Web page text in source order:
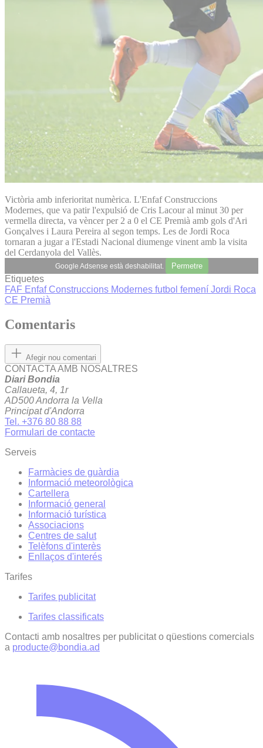
Victòria amb inferioritat numèrica. L'Enfaf Construccions
Modernes, que va patir l'expulsió de Cris Lacour al minut 30 per
vermella directa, va vèncer per 2 a 0 el CE Premià amb gols d'Ari
Gonçalves i Laura Pereira al segon temps. Les de Jordi Roca
tornaran a jugar a l'Estadi Nacional diumenge vinent amb la visita
del Cerdanyola del Vallès.
Google Adsense està deshabilitat. Permetre
Etiquetes
FAF Enfaf Construccions Modernes futbol femení Jordi Roca
CE Premià
Comentaris
Afegir nou comentari
CONTACTA AMB NOSALTRES
Diari Bondia
Callaueta, 4, 1r
AD500 Andorra la Vella
Principat d'Andorra
Tel. +376 80 88 88
Formulari de contacte
Serveis
Farmàcies de guàrdia
Informació meteorològica
Cartellera
Informació general
Informació turística
Associacions
Centres de salut
Telèfons d'interès
Enllaços d'interés
Tarifes
Tarifes publicitat
Tarifes classificats
Contacti amb nosaltres per publicitat o qüestions comercials
a producte@bondia.ad